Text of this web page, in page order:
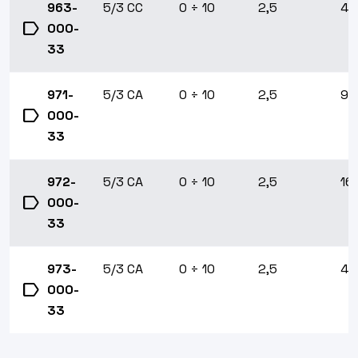
label
963-
000-
33
5/3 CC 0 ÷ 10 2,5
label
971-
000-
33
5/3 CA 0 ÷ 10 2,5
label
972-
000-
33
5/3 CA 0 ÷ 10 2,5
label
973-
000-
33
5/3 CA 0 ÷ 10 2,5